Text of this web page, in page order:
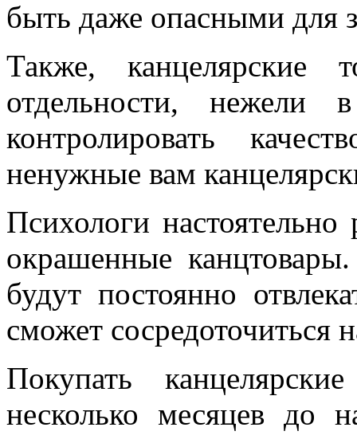
быть даже опасными для
Также, канцелярские
отдельности,
контролировать
ненужные вам
Психологи
окрашенные
будут постоянно
сможет сосредоточиться
Покупать
несколько месяцев до